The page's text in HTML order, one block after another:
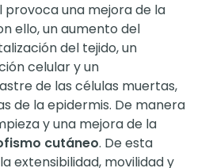
provoca una mejora de la
ello, un aumento del
del tejido, un
celular y un
de las células muertas,
de la epidermis. De manera
y una mejora de la
cutáneo. De esta
extensibilidad, movilidad y